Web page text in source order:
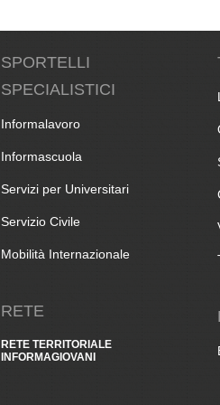
SPORTELLI
SPECIALISTICI
Informalavoro
Informascuola
Servizi per Universitari
Servizio Civile
Mobilità Internazionale
RETE
RETE TERRITORIALE
INFORMAGIOVANI